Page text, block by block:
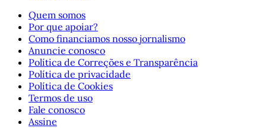
Quem somos
Por que apoiar?
Como financiamos nosso jornalismo
Anuncie conosco
Política de Correções e Transparência
Política de privacidade
Política de Cookies
Termos de uso
Fale conosco
Assine